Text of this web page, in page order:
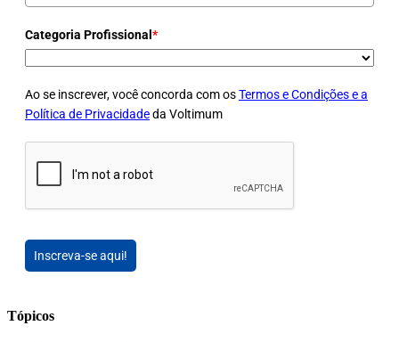
Categoria Profissional *
Ao se inscrever, você concorda com osTermos e Condições e a
Política de Privacidadeda Voltimum
Inscreva-se aqui!
Tópicos